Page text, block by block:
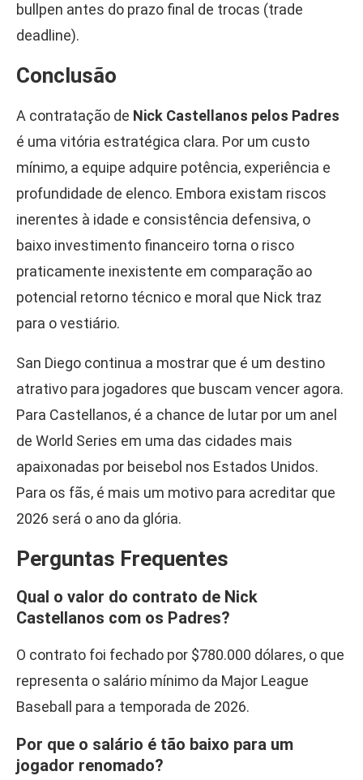
bullpen antes do prazo final de trocas (trade
deadline).
Conclusão
A contratação de Nick Castellanos pelos Padres
é uma vitória estratégica clara. Por um custo
mínimo, a equipe adquire potência, experiência e
profundidade de elenco. Embora existam riscos
inerentes à idade e consistência defensiva, o
baixo investimento financeiro torna o risco
praticamente inexistente em comparação ao
potencial retorno técnico e moral que Nick traz
para o vestiário.
San Diego continua a mostrar que é um destino
atrativo para jogadores que buscam vencer agora.
Para Castellanos, é a chance de lutar por um anel
de World Series em uma das cidades mais
apaixonadas por beisebol nos Estados Unidos.
Para os fãs, é mais um motivo para acreditar que
2026 será o ano da glória.
Perguntas Frequentes
Qual o valor do contrato de Nick
Castellanos com os Padres?
O contrato foi fechado por $780.000 dólares, o que
representa o salário mínimo da Major League
Baseball para a temporada de 2026.
Por que o salário é tão baixo para um
jogador renomado?